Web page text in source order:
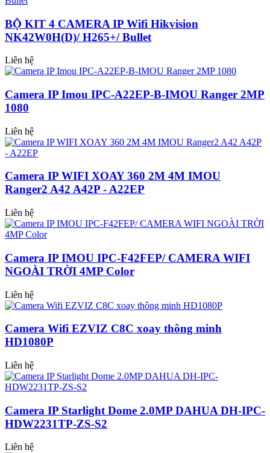
BỘ KIT 4 CAMERA IP Wifi Hikvision
NK42W0H(D)/ H265+/ Bullet
Liên hệ
Camera IP Imou IPC-A22EP-B-IMOU Ranger 2MP
1080
Liên hệ
Camera IP WIFI XOAY 360 2M 4M IMOU
Ranger2 A42 A42P - A22EP
Liên hệ
Camera IP IMOU IPC-F42FEP/ CAMERA WIFI
NGOÀI TRỜI 4MP Color
Liên hệ
Camera Wifi EZVIZ C8C xoay thông minh
HD1080P
Liên hệ
Camera IP Starlight Dome 2.0MP DAHUA DH-IPC-
HDW2231TP-ZS-S2
Liên hệ